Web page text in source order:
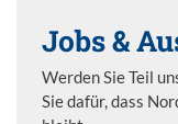
Jobs &
Werden Sie Teil
Sie dafür, dass